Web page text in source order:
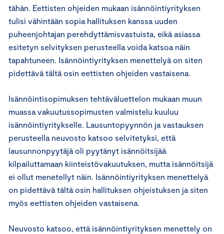
tähän. Eettisten ohjeiden mukaan isännöintiyrityksen
tulisi vähintään sopia hallituksen kanssa uuden
puheenjohtajan perehdyttämisvastuista, eikä asiassa
esitetyn selvityksen perusteella voida katsoa näin
tapahtuneen. Isännöintiyrityksen menettelyä on siten
pidettävä tältä osin eettisten ohjeiden vastaisena.
Isännöintisopimuksen tehtäväluettelon mukaan muun
muassa vakuutussopimusten valmistelu kuuluu
isännöintiyritykselle. Lausuntopyynnön ja vastauksen
perusteella neuvosto katsoo selvitetyksi, että
lausunnonpyytäjä oli pyytänyt isännöitsijää
kilpailuttamaan kiinteistövakuutuksen, mutta isännöitsijä
ei ollut menetellyt näin. Isännöintiyrityksen menettelyä
on pidettävä tältä osin hallituksen ohjeistuksen ja siten
myös eettisten ohjeiden vastaisena.
Neuvosto katsoo, että isännöintiyrityksen menettely on